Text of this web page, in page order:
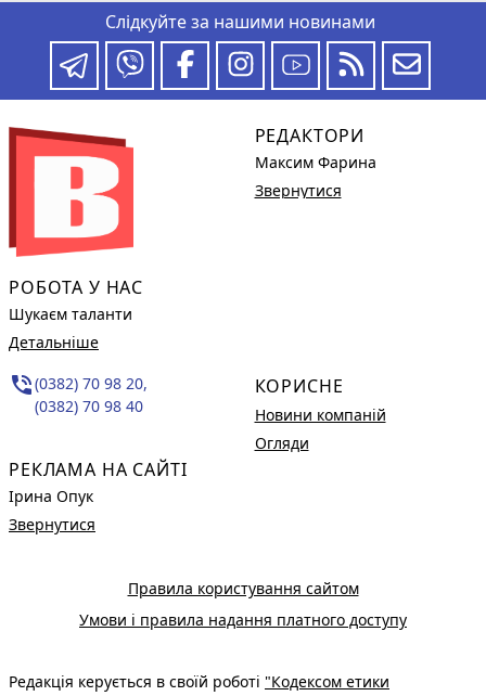
Слідкуйте за нашими новинами
РОБОТА У НАС
Шукаєм таланти
Детальніше
phone_in_talk(0382) 70 98 20,
(0382) 70 98 40
РЕКЛАМА НА САЙТІ
Ірина Опук
Звернутися
РЕДАКТОРИ
Максим Фарина
Звернутися
КОРИСНЕ
Новини компаній
Огляди
Правила користування сайтом
Умови і правила надання платного доступу
Редакція керується в своїй роботі "Кодексом етики